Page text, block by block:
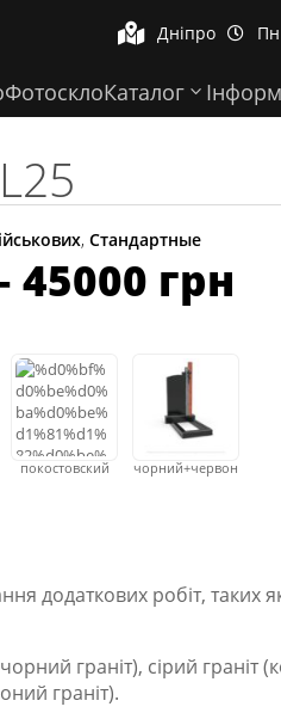
 Дніпро 
ФотосклоКаталог
,Стандартные
45000 грн
додаткових робіт, таких
граніт), сірий граніт
граніт).